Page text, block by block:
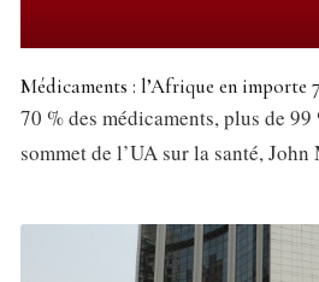
Médicaments : l’Afrique en importe
70 % des médicaments, plus de
sommet de l’UA sur la santé, John